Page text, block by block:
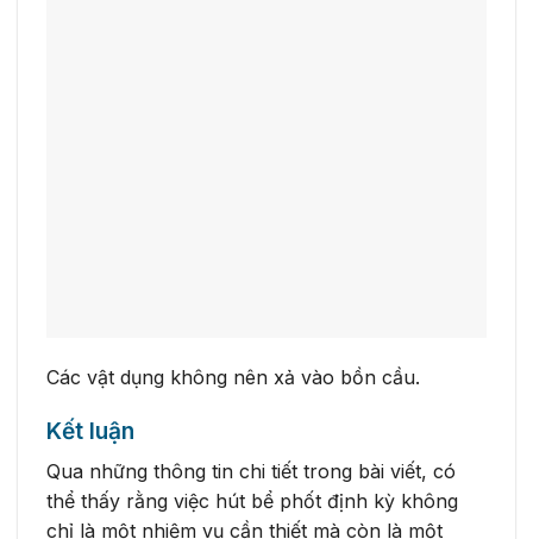
Các vật dụng không nên xả vào bồn cầu.
Kết luận
Qua những thông tin chi tiết trong bài viết, có
thể thấy rằng việc hút bể phốt định kỳ không
chỉ là một nhiệm vụ cần thiết mà còn là một